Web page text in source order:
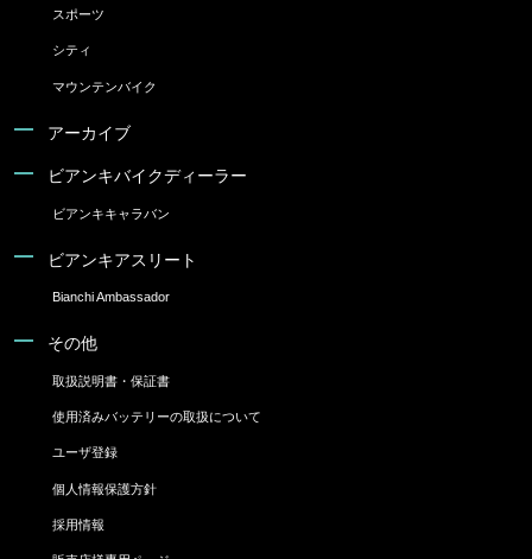
スポーツ
シティ
マウンテンバイク
アーカイブ
ビアンキバイクディーラー
ビアンキキャラバン
ビアンキアスリート
Bianchi Ambassador
その他
取扱説明書・保証書
使用済みバッテリーの取扱について
ユーザ登録
個人情報保護方針
採用情報